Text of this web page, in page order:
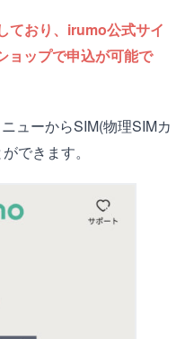
ており、irumo公式サイ
ョップで申込が可能で
ューからSIM(物理SIMカ
できます。